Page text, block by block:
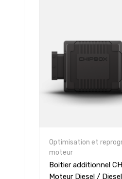
Optimisation et
moteur
Boitier additionnel
Moteur Diesel /